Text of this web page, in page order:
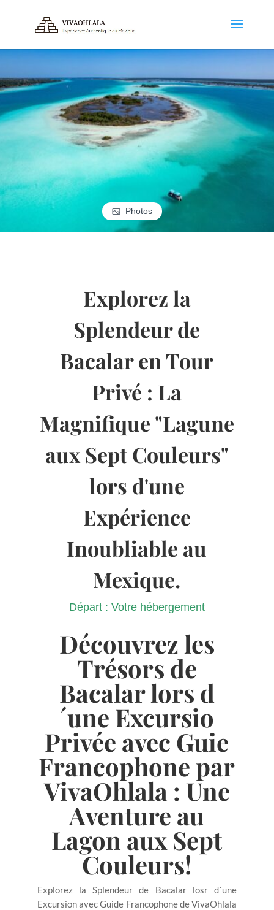
Photos
Explorez la
Splendeur de
Bacalar en Tour
Privé : La
Magnifique "Lagune
aux Sept Couleurs"
lors d'une
Expérience
Inoubliable au
Mexique.
Départ : Votre hébergement
Découvrez les
Trésors de
Bacalar lors d
´une Excursio
Privée avec Guie
Francophone par
VivaOhlala : Une
Aventure au
Lagon aux Sept
Couleurs!
Explorez la Splendeur de Bacalar losr d´une
Excursion avec Guide Francophone de VivaOhlala